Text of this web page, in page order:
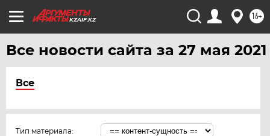
KZAIF.KZ 16+
Все новости сайта за 27 мая 2021
Все
Тип материала: